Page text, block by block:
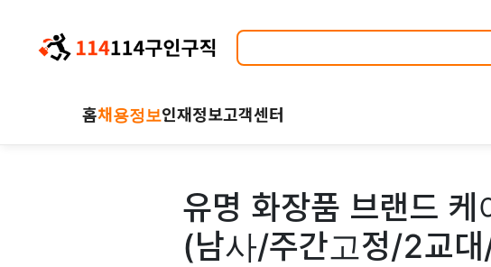
홈채용정보인재정보고객센터
유명 화장품 브랜드
(남사/주간고정/2교